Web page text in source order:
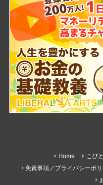
Home
こび
免責事項／プライバシーポ